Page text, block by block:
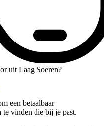
uit Laag Soeren?
een betaalbaar
te vinden die bij je past.